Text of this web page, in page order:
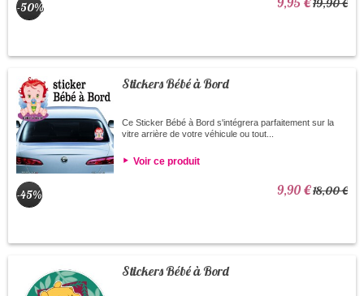
-50% 19,90 €
Stickers Bébé à Bord
Ce Sticker Bébé à Bord s'intégrera parfaitement sur la
vitre arrière de votre véhicule ou tout...
Voir ce produit
-45% 9,90 €18,00 €
Stickers Bébé à Bord